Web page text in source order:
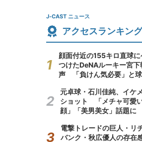
J-CAST ニュース
アクセスランキング
顔面付近の155キロ直球
つけたDeNAルーキー宮
声 「負けん気必要」と
元卓球・石川佳純、イケ
ショット 「メチャ可愛
顔」「美男美女」話題に
電撃トレードの巨人・リ
バンク・秋広優人の存在